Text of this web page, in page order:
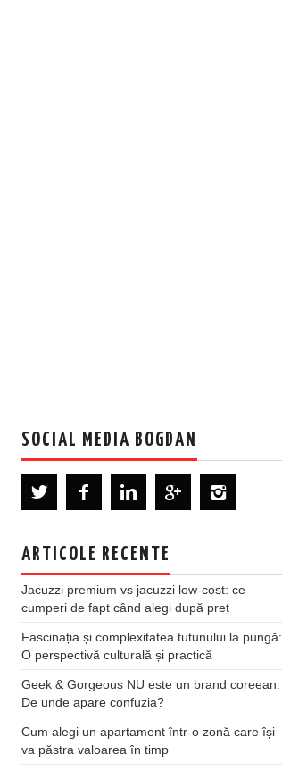
SOCIAL MEDIA BOGDAN
ARTICOLE RECENTE
Jacuzzi premium vs jacuzzi low-cost: ce
cumperi de fapt când alegi după preț
Fascinația și complexitatea tutunului la pungă:
O perspectivă culturală și practică
Geek & Gorgeous NU este un brand coreean.
De unde apare confuzia?
Cum alegi un apartament într-o zonă care își
va păstra valoarea în timp